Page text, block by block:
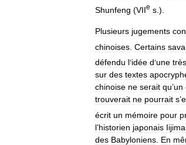
Shunfeng (VIIe s .).
Plusieurs jugements
chinoises Certains
défendu l’idée d’une très
sur des textes
chinoise ne serait qu’un
trouverait ne pourrait s’
écrit un mémoire pour
l’historien japonais Iijima
des Babyloniens En